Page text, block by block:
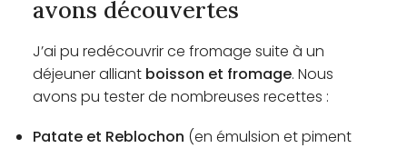
avons découvertes
J’ai pu redécouvrir ce fromage suite à un
déjeuner alliant boisson et fromage. Nous
avons pu tester de nombreuses recettes :
Patate et Reblochon (en émulsion et piment